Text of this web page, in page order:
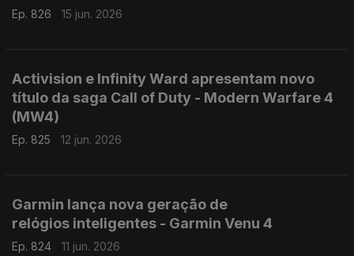
Ep. 826 15 jun. 2026
Activision e Infinity Ward apresentam novo
título da saga Call of Duty - Modern Warfare 4
(MW4)
Ep. 825 12 jun. 2026
Garmin lança nova geração de
relógios inteligentes - Garmin Venu 4
Ep. 824 11 jun. 2026